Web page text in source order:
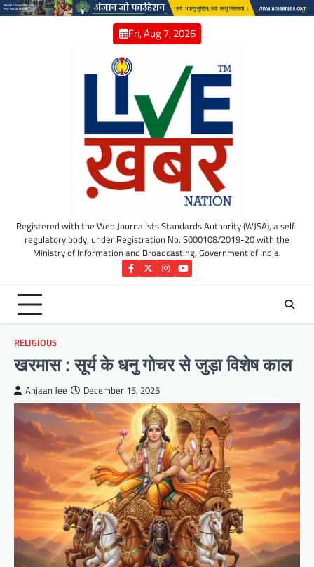
Skip
Fri, Aug 7, 2026
Registered with the Web Journalists Standards Authority (WJSA), a self-
regulatory body, under Registration No. S000108/2019-20 with the
Ministry of Information and Broadcasting, Government of India.
Facebook
TwitterInstagram
YouTube
RELIGIOUS
खरमास : सूर्य के धनु गोचर से जुड़ा विशेष काल
Anjaan Jee December 15, 2025